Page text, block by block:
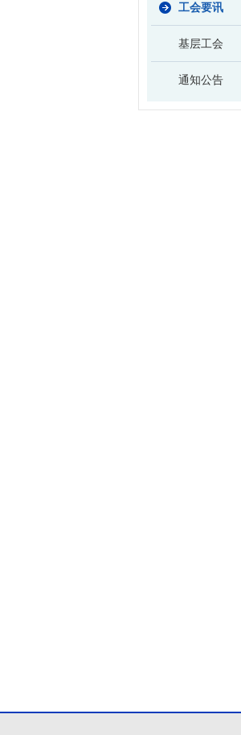
工会要讯
基层工会
通知公告